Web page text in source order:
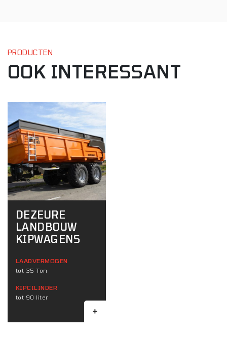
PRODUCTEN
OOK INTERESSANT
DEZEURE
LANDBOUW
KIPWAGENS
LAADVERMOGEN
tot 35 Ton
KIPCILINDER
tot 90 liter